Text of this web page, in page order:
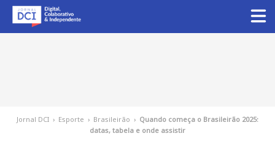
Jornal DCI › Esporte › Brasileirão › Quando começa o Brasileirão 2025:
datas, tabela e onde assistir